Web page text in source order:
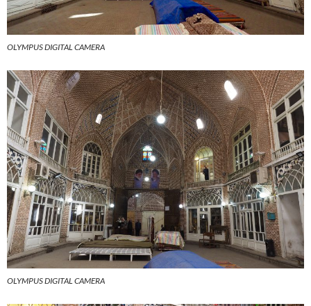
OLYMPUS DIGITAL CAMERA
OLYMPUS DIGITAL CAMERA